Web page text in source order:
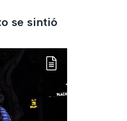
se sintió